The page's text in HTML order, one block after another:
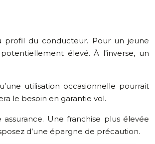
profil du conducteur. Pour un jeune
élevé. À l’inverse, un
utilisation occasionnelle pourrait
le besoin en garantie vol.
Une franchise plus élevée
d’une épargne de précaution.